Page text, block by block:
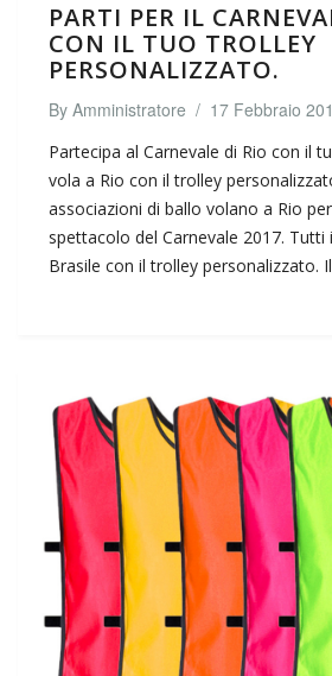
PARTI PER IL
CON IL TUO TROLLEY
PERSONALIZZATO.
By Amministratore / 17 Febbraio
Partecipa al Carnevale di Rio con il
vola a Rio con il trolley
associazioni di ballo volano a Rio
spettacolo del Carnevale 2017. Tutti
Brasile con il trolley personalizzato.